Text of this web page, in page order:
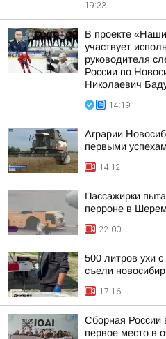
19:33
В проекте
участвует
руководителя
России по
Николаевич
14:19
Аграрии
первыми
14:12
Пассажирки
перроне в
22:00
500 литров ухи
съели
17:16
Сборная России
первое место в